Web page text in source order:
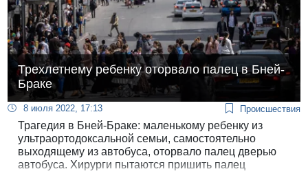
Трехлетнему ребенку оторвало палец в Бней-
Браке
8 июля 2022, 17:13 Происшествия
Трагедия в Бней-Браке: маленькому ребенку из
ультраортодоксальной семьи, самостоятельно
выходящему из автобуса, оторвало палец дверью
автобуса. Хирурги пытаются пришить палец